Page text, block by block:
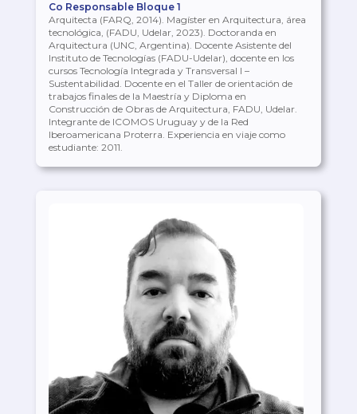
Co Responsable Bloque 1
Arquitecta (FARQ, 2014). Magíster en Arquitectura, área
tecnológica, (FADU, Udelar, 2023). Doctoranda en
Arquitectura (UNC, Argentina). Docente Asistente del
Instituto de Tecnologías (FADU-Udelar), docente en los
cursos Tecnología Integrada y Transversal I –
Sustentabilidad. Docente en el Taller de orientación de
trabajos finales de la Maestría y Diploma en
Construcción de Obras de Arquitectura, FADU, Udelar.
Integrante de ICOMOS Uruguay y de la Red
Iberoamericana Proterra. Experiencia en viaje como
estudiante: 2011.